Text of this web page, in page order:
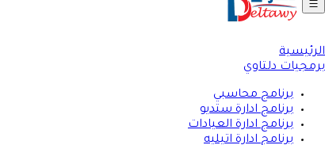
الرئيسية
برمجيات دلتاوي
برنامج محاسبي
برنامج ادارة ستديو
برنامج ادارة العيادات
برنامج ادارة اتيليه